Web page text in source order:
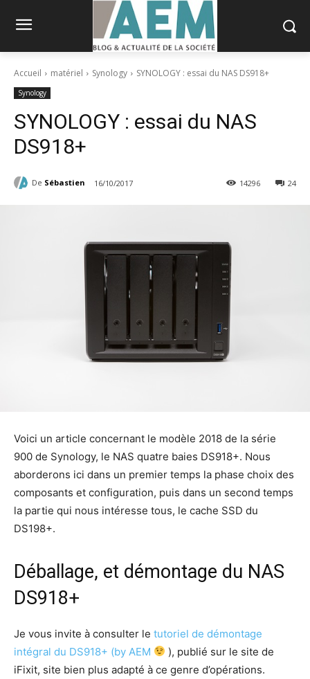
Accueil matériel Synology SYNOLOGY : essai du NAS DS918+
Synology
SYNOLOGY : essai du NAS
DS918+
De Sébastien 16/10/2017 24
14296
Voici un article concernant le modèle 2018 de la série
900 de Synology, le NAS quatre baies DS918+. Nous
aborderons ici dans un premier temps la phase choix des
composants et configuration, puis dans un second temps
la partie qui nous intéresse tous, le cache SSD du
DS198+.
Déballage, et démontage du NAS
DS918+
Je vous invite à consulter le tutoriel de démontage
intégral du DS918+ (by AEM
), publié sur le site de
iFixit, site bien plus adapté à ce genre d’opérations.